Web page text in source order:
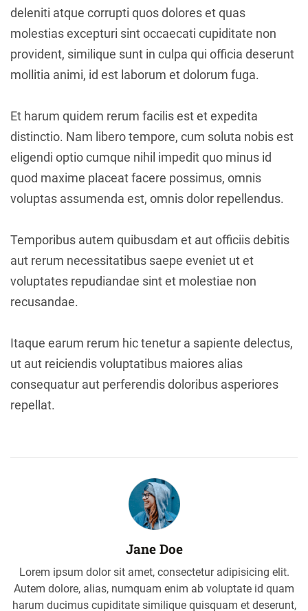
deleniti atque corrupti quos dolores et quas
molestias excepturi sint occaecati cupiditate non
provident, similique sunt in culpa qui officia deserunt
mollitia animi, id est laborum et dolorum fuga.
Et harum quidem rerum facilis est et expedita
distinctio. Nam libero tempore, cum soluta nobis est
eligendi optio cumque nihil impedit quo minus id
quod maxime placeat facere possimus, omnis
voluptas assumenda est, omnis dolor repellendus.
Temporibus autem quibusdam et aut officiis debitis
aut rerum necessitatibus saepe eveniet ut et
voluptates repudiandae sint et molestiae non
recusandae.
Itaque earum rerum hic tenetur a sapiente delectus,
ut aut reiciendis voluptatibus maiores alias
consequatur aut perferendis doloribus asperiores
repellat.
Jane Doe
Lorem ipsum dolor sit amet, consectetur adipisicing elit.
Autem dolore, alias, numquam enim ab voluptate id quam
harum ducimus cupiditate similique quisquam et deserunt,